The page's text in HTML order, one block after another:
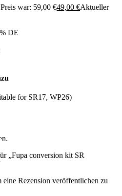
war: 59,00 €49,00 €Aktueller
DE
for SR17, WP26)
„Fupa conversion kit SR
eine Rezension veröffentlichen zu